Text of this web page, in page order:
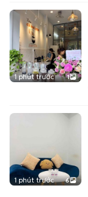
1 phút trước 1
1 phút trước 6